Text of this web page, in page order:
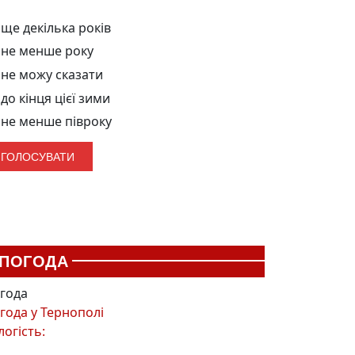
ще декілька років
не менше року
не можу сказати
до кінця цієї зими
не менше півроку
ПОГОДА
уТернополі